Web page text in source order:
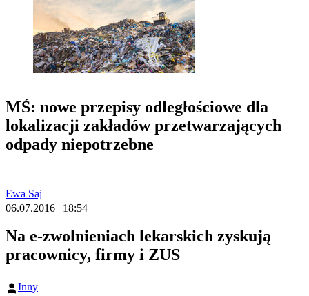
MŚ: nowe przepisy odległościowe dla
lokalizacji zakładów przetwarzających
odpady niepotrzebne
Ewa Saj
06.07.2016 | 18:54
Na e-zwolnieniach lekarskich zyskują
pracownicy, firmy i ZUS
Inny